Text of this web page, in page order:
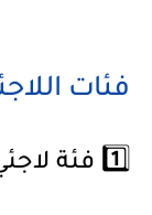
فئات
1️⃣ فئة لاجئي اتفاقية جنيف (خارج البلد)